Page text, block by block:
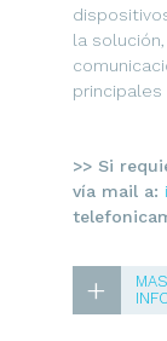
la
principales
>> Si
vía mail a:
+
MAS